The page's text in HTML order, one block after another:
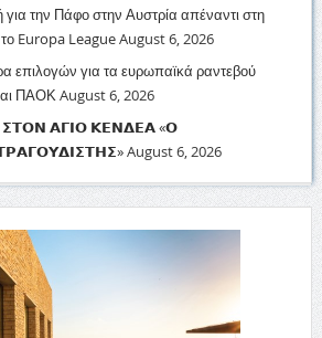
την Πάφο στην Αυστρία απέναντι στη
Europa LeagueAugust 6, 2026
επιλογών για τα ευρωπαϊκά ραντεβού
ΠΑΟΚAugust 6, 2026
𝝖𝝘𝝞𝝤 𝝟𝝚𝝢𝝙𝝚𝝖 «𝝤
August 6, 2026